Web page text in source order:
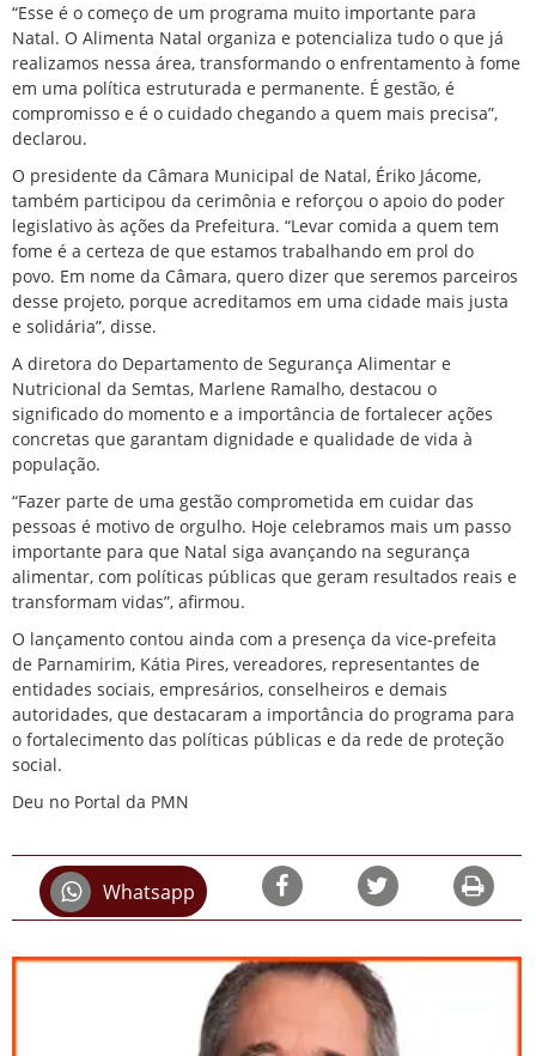
“Esse é o começo de um programa muito importante para
Natal. O Alimenta Natal organiza e potencializa tudo o que já
realizamos nessa área, transformando o enfrentamento à fome
em uma política estruturada e permanente. É gestão, é
compromisso e é o cuidado chegando a quem mais precisa”,
declarou.
O presidente da Câmara Municipal de Natal, Ériko Jácome,
também participou da cerimônia e reforçou o apoio do poder
legislativo às ações da Prefeitura. “Levar comida a quem tem
fome é a certeza de que estamos trabalhando em prol do
povo. Em nome da Câmara, quero dizer que seremos parceiros
desse projeto, porque acreditamos em uma cidade mais justa
e solidária”, disse.
A diretora do Departamento de Segurança Alimentar e
Nutricional da Semtas, Marlene Ramalho, destacou o
significado do momento e a importância de fortalecer ações
concretas que garantam dignidade e qualidade de vida à
população.
“Fazer parte de uma gestão comprometida em cuidar das
pessoas é motivo de orgulho. Hoje celebramos mais um passo
importante para que Natal siga avançando na segurança
alimentar, com políticas públicas que geram resultados reais e
transformam vidas”, afirmou.
O lançamento contou ainda com a presença da vice-prefeita
de Parnamirim, Kátia Pires, vereadores, representantes de
entidades sociais, empresários, conselheiros e demais
autoridades, que destacaram a importância do programa para
o fortalecimento das políticas públicas e da rede de proteção
social.
Deu no Portal da PMN
Whatsapp